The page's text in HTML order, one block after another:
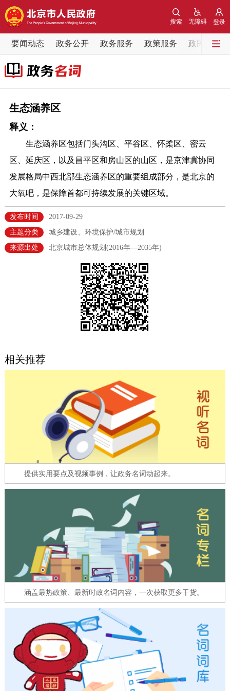
登录
无障碍
搜索
要闻动态 政务公开 政务服务 政策服务 政民互动
要闻动态
党中央精神
各区热点
政务公开
市领导 机构职能 政策服务
政策兑现
决策公开 专题公开
法人服务
利企服务
中介服务
12345网上接诉即办 我要咨询 我要建议
参与调查 在线访谈 图说互动
走进北京
北京概况 十六区概览 人文北京
图说北京 视频北京
多语种
ENGLISH 한국어
DEUTSCH FRANÇAIS РУССКИЙ ЯЗЫК
ESPAÑOL العربية PORTUGUÊS
ITALIANO
生态涵养区
释义：
生态涵养区包括门头沟区、平谷区、怀柔区、密云
区、延庆区，以及昌平区和房山区的山区，是京津冀协同
发展格局中西北部生态涵养区的重要组成部分，是北京的
大氧吧，是保障首都可持续发展的关键区域。
发布时间
2017-09-29
主题分类
城乡建设、环境保护/城市规划
来源出处
北京城市总体规划(2016年—2035年)
相关推荐
提供实用要点及视频事例，让政务名词动起来。
涵盖最热政策、最新时政名词内容，一次获取更多干货。